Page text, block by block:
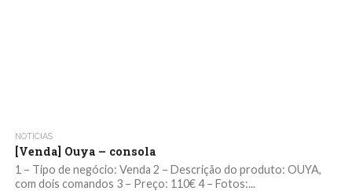
NOTICIAS
[Venda] Ouya – consola
1 – Tipo de negócio: Venda 2 – Descrição do produto: OUYA,
com dois comandos 3 – Preço: 110€ 4 – Fotos:...